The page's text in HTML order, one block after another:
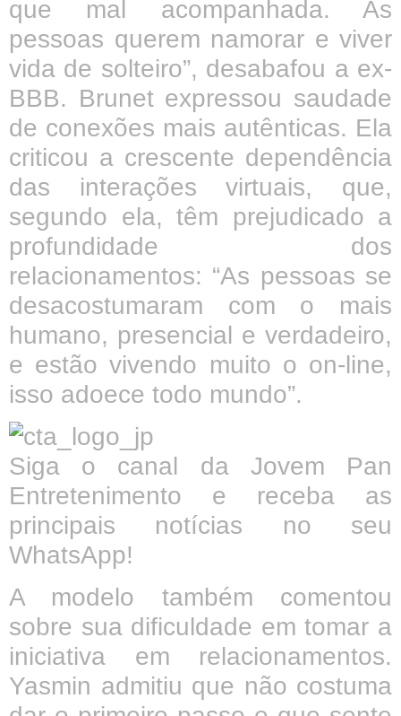
que mal acompanhada. As
pessoas querem namorar e viver
vida de solteiro”, desabafou a ex-
BBB. Brunet expressou saudade
de conexões mais autênticas. Ela
criticou a crescente dependência
das interações virtuais, que,
segundo ela, têm prejudicado a
profundidade dos
relacionamentos: “As pessoas se
desacostumaram com o mais
humano, presencial e verdadeiro,
e estão vivendo muito o on-line,
isso adoece todo mundo”.
Siga o canal da Jovem Pan
Entretenimento e receba as
principais notícias no seu
WhatsApp!
A modelo também comentou
sobre sua dificuldade em tomar a
iniciativa em relacionamentos.
Yasmin admitiu que não costuma